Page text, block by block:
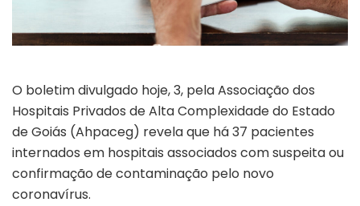
O boletim divulgado hoje, 3, pela Associação dos
Hospitais Privados de Alta Complexidade do Estado
de Goiás (Ahpaceg) revela que há 37 pacientes
internados em hospitais associados com suspeita ou
confirmação de contaminação pelo novo
coronavírus.